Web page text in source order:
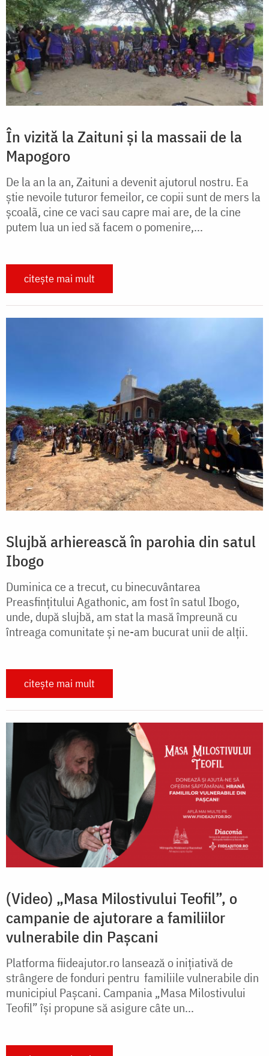
În vizită la Zaituni şi la massaii de la
Mapogoro
De la an la an, Zaituni a devenit ajutorul nostru. Ea
ştie nevoile tuturor femeilor, ce copii sunt de mers la
şcoalã, cine ce vaci sau capre mai are, de la cine
putem lua un ied să facem o pomenire,...
citește mai mult
Slujbă arhierească în parohia din satul
Ibogo
Duminica ce a trecut, cu binecuvântarea
Preasfințitului Agathonic, am fost în satul Ibogo,
unde, după slujbă, am stat la masă împreună cu
întreaga comunitate și ne-am bucurat unii de alții.
citește mai mult
(Video) „Masa Milostivului Teofil”, o
campanie de ajutorare a familiilor
vulnerabile din Pașcani
Platforma fiideajutor.ro lansează o inițiativă de
strângere de fonduri pentru familiile vulnerabile din
municipiul Pașcani. Campania „Masa Milostivului
Teofil” își propune să asigure câte un...